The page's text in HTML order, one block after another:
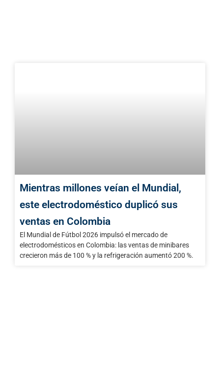
Mientras millones veían el Mundial,
este electrodoméstico duplicó sus
ventas en Colombia
El Mundial de Fútbol 2026 impulsó el mercado de
electrodomésticos en Colombia: las ventas de minibares
crecieron más de 100 % y la refrigeración aumentó 200 %.